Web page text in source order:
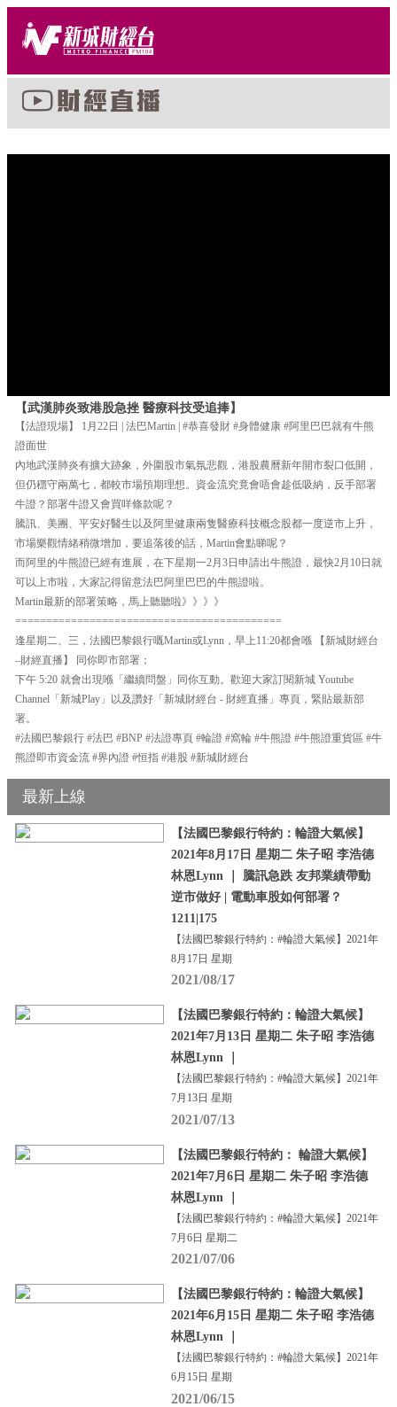
【武漢肺炎致港股急挫 醫療科技受追捧】
【法證現場】 1月22日 | 法巴Martin | #恭喜發財 #身體健康 #阿里巴巴就有牛熊
證面世
內地武漢肺炎有擴大跡象，外圍股市氣氛悲觀，港股農曆新年開市裂口低開，
但仍穩守兩萬七，都較市場預期理想。資金流究竟會唔會趁低吸納，反手部署
牛證？部署牛證又會買咩條款呢？
騰訊、美團、平安好醫生以及阿里健康兩隻醫療科技概念股都一度逆市上升，
市場樂觀情緒稍微增加，要追落後的話，Martin會點睇呢？
而阿里的牛熊證已經有進展，在下星期一2月3日申請出牛熊證，最快2月10日就
可以上市啦，大家記得留意法巴阿里巴巴的牛熊證啦。
Martin最新的部署策略，馬上聽聽啦》》》》
===========================================
逢星期二、三，法國巴黎銀行嘅Martin或Lynn，早上11:20都會喺 【新城財經台
–財經直播】 同你即市部署；
下午 5:20 就會出現喺「繼續問盤」同你互動。歡迎大家訂閱新城 Youtube
Channel「新城Play」以及讚好「新城財經台 - 財經直播」專頁，緊貼最新部
署。
#法國巴黎銀行 #法巴 #BNP #法證專頁 #輪證 #窩輪 #牛熊證 #牛熊證重貨區 #牛
熊證即市資金流 #界內證 #恒指 #港股 #新城財經台
最新上線
【法國巴黎銀行特約：輪證大氣候】
2021年8月17日 星期二 朱子昭 李浩德
林恩Lynn ｜ 騰訊急跌 友邦業績帶動
逆市做好 | 電動車股如何部署？
1211|175
【法國巴黎銀行特約：#輪證大氣候】2021年
8月17日 星期
2021/08/17
【法國巴黎銀行特約：輪證大氣候】
2021年7月13日 星期二 朱子昭 李浩德
林恩Lynn ｜
【法國巴黎銀行特約：#輪證大氣候】2021年
7月13日 星期
2021/07/13
【法國巴黎銀行特約： 輪證大氣候】
2021年7月6日 星期二 朱子昭 李浩德
林恩Lynn ｜
【法國巴黎銀行特約：#輪證大氣候】2021年
7月6日 星期二
2021/07/06
【法國巴黎銀行特約：輪證大氣候】
2021年6月15日 星期二 朱子昭 李浩德
林恩Lynn ｜
【法國巴黎銀行特約：#輪證大氣候】2021年
6月15日 星期
2021/06/15